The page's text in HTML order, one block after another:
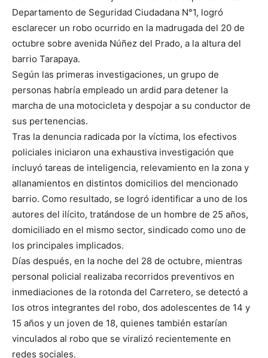
Departamento de Seguridad Ciudadana N°1, logró
esclarecer un robo ocurrido en la madrugada del 20 de
octubre sobre avenida Núñez del Prado, a la altura del
barrio Tarapaya.
Según las primeras investigaciones, un grupo de
personas habría empleado un ardid para detener la
marcha de una motocicleta y despojar a su conductor de
sus pertenencias.
Tras la denuncia radicada por la víctima, los efectivos
policiales iniciaron una exhaustiva investigación que
incluyó tareas de inteligencia, relevamiento en la zona y
allanamientos en distintos domicilios del mencionado
barrio. Como resultado, se logró identificar a uno de los
autores del ilícito, tratándose de un hombre de 25 años,
domiciliado en el mismo sector, sindicado como uno de
los principales implicados.
Días después, en la noche del 28 de octubre, mientras
personal policial realizaba recorridos preventivos en
inmediaciones de la rotonda del Carretero, se detectó a
los otros integrantes del robo, dos adolescentes de 14 y
15 años y un joven de 18, quienes también estarían
vinculados al robo que se viralizó recientemente en
redes sociales.